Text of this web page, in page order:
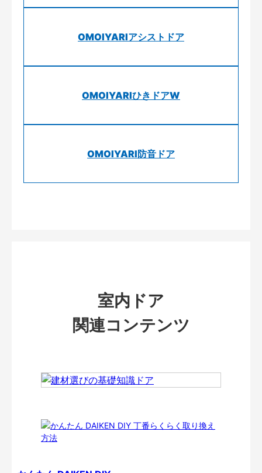
OMOIYARIアシストドア
OMOIYARIひきドアW
OMOIYARI防音ドア
室内ドア
関連コンテンツ